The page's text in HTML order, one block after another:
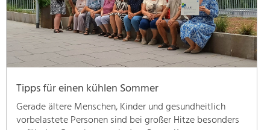
geben
wir
hier
eine
Übersicht
unsere
Themenschwerpunkte.
Für
Tipps für einen kühlen Sommer
Gerade ältere Menschen, Kinder und gesundheitlich
vorbelastete Personen sind bei großer Hitze besonders